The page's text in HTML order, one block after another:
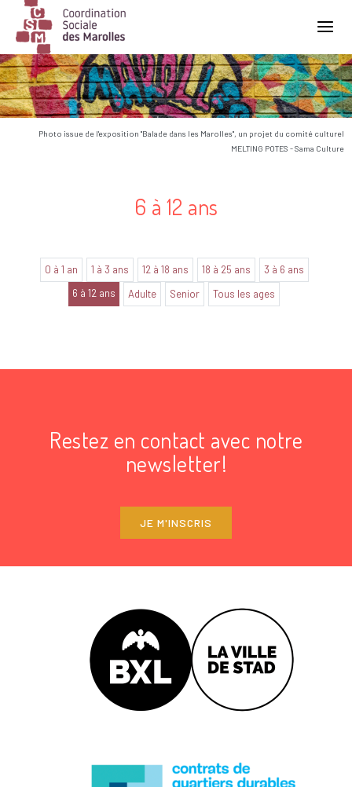
Main Navigation
Photo issue de l'exposition "Balade dans les Marolles", un projet du comité culturel
MELTING POTES - Sama Culture
6 à 12 ans
0 à 1 an 1 à 3 ans 12 à 18 ans 18 à 25 ans
3 à 6 ans
6 à 12 ans
Adulte Senior Tous les ages
Restez en contact avec notre
newsletter!
JE M'INSCRIS